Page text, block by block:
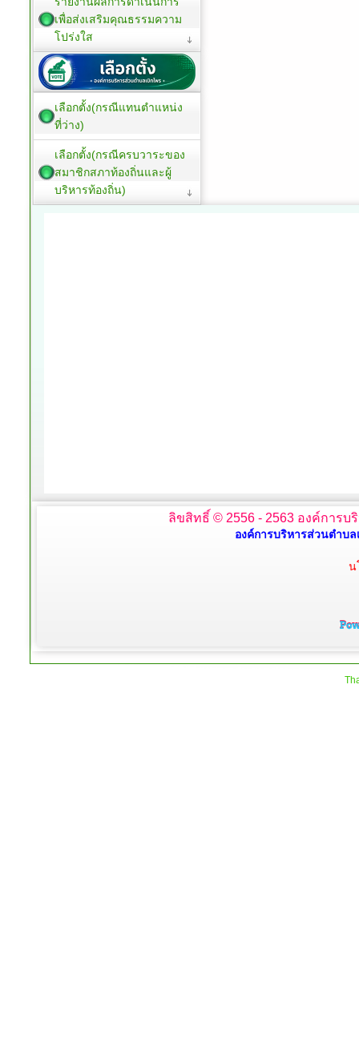
เพื่อส่งเสริมคุณธรรมความ
โปร่งใส
เลือกตั้ง(กรณีแทนตำแหน่ง
ที่ว่าง)
เลือกตั้ง(กรณีครบวาระของ
สมาชิกสภาท้องถิ่นและผู้
บริหารท้องถิ่น)
ลิขสิทธิ์ © 2556 - 2563 องค์การบ
องค์การบริหารส่วนตำบล
น